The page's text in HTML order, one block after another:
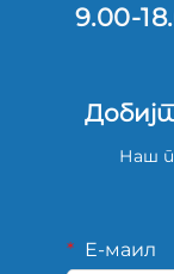
9.00-
Наш
Е-маил